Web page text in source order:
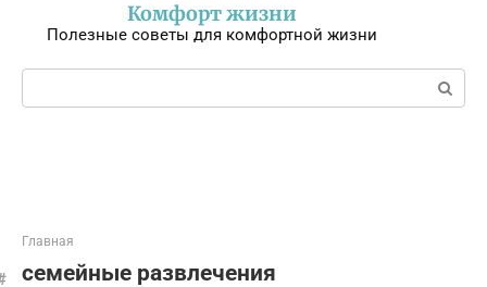
Комфорт жизни
Полезные советы для комфортной жизни
Поиск:
Главная
семейные развлечения